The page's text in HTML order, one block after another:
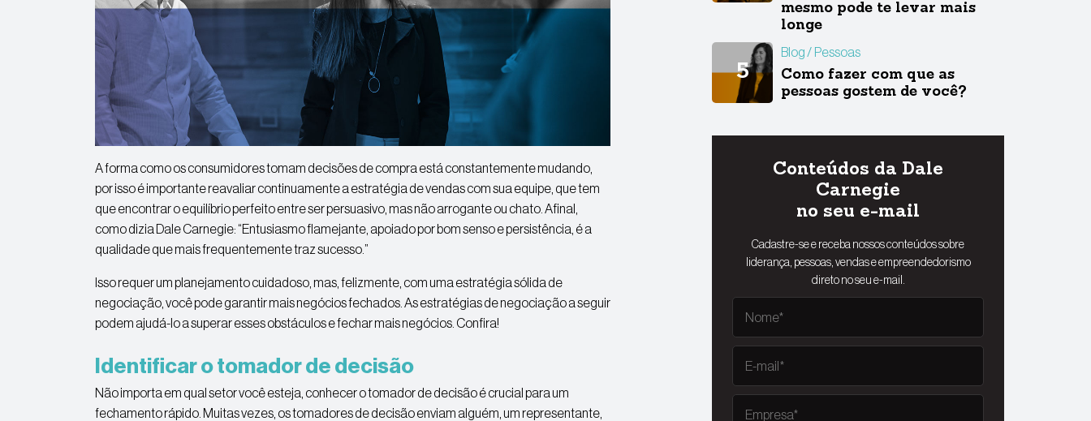
A forma como os consumidores tomam decisões de compra está constantemente mudando,
por isso é importante reavaliar continuamente a estratégia de vendas com sua equipe, que tem
que encontrar o equilíbrio perfeito entre ser persuasivo, mas não arrogante ou chato. Afinal,
como dizia Dale Carnegie: “Entusiasmo flamejante, apoiado por bom senso e persistência, é a
qualidade que mais frequentemente traz sucesso.”
Isso requer um planejamento cuidadoso, mas, felizmente, com uma estratégia sólida de
negociação, você pode garantir mais negócios fechados. As estratégias de negociação a seguir
podem ajudá-lo a superar esses obstáculos e fechar mais negócios. Confira!
Identificar o tomador de decisão
Não importa em qual setor você esteja, conhecer o tomador de decisão é crucial para um
fechamento rápido. Muitas vezes, os tomadores de decisão enviam alguém, um representante,
mesmo pode te levar mais
longe
Blog Pessoas
Como fazer com que as
pessoas gostem de você?
Conteúdos da Dale
Carnegie
no seu e-mail
Cadastre-se e receba nossos conteúdos sobre
liderança, pessoas, vendas e empreendedorismo
direto no seu e-mail.